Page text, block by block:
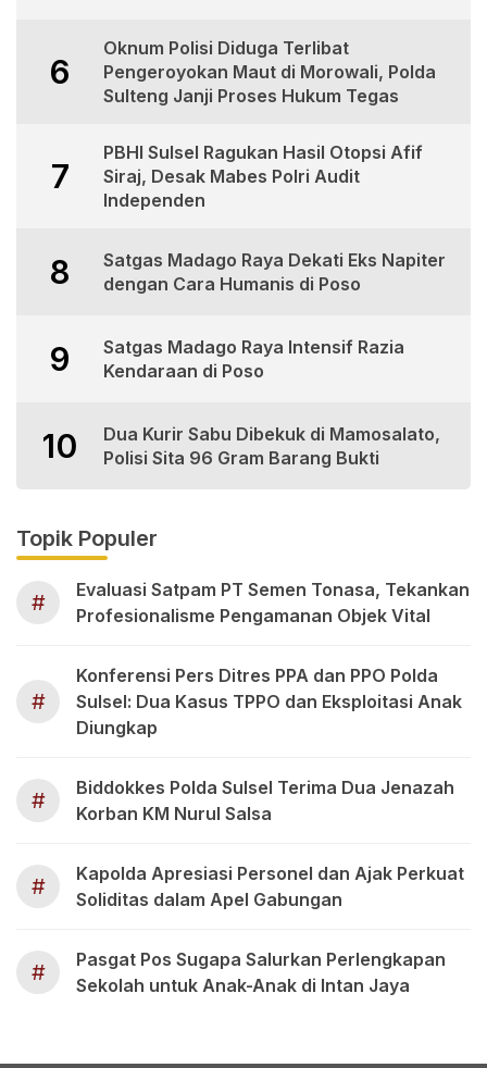
6
Oknum Polisi Diduga Terlibat
Pengeroyokan Maut di Morowali, Polda
Sulteng Janji Proses Hukum Tegas
7
PBHI Sulsel Ragukan Hasil Otopsi Afif
Siraj, Desak Mabes Polri Audit
Independen
8
Satgas Madago Raya Dekati Eks Napiter
dengan Cara Humanis di Poso
9
Satgas Madago Raya Intensif Razia
Kendaraan di Poso
10
Dua Kurir Sabu Dibekuk di Mamosalato,
Polisi Sita 96 Gram Barang Bukti
Topik Populer
#
Evaluasi Satpam PT Semen Tonasa, Tekankan
Profesionalisme Pengamanan Objek Vital
#
Konferensi Pers Ditres PPA dan PPO Polda
Sulsel: Dua Kasus TPPO dan Eksploitasi Anak
Diungkap
#
Biddokkes Polda Sulsel Terima Dua Jenazah
Korban KM Nurul Salsa
#
Kapolda Apresiasi Personel dan Ajak Perkuat
Soliditas dalam Apel Gabungan
#
Pasgat Pos Sugapa Salurkan Perlengkapan
Sekolah untuk Anak-Anak di Intan Jaya